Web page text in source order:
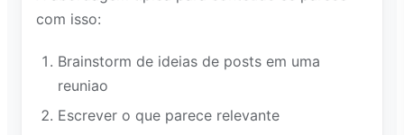
com isso:
Brainstorm de ideias de posts em uma
reuniao
Escrever o que parece relevante